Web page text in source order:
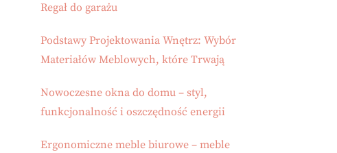
Regał do garażu
Podstawy Projektowania Wnętrz: Wybór
Materiałów Meblowych, które Trwają
Nowoczesne okna do domu – styl,
funkcjonalność i oszczędność energii
Ergonomiczne meble biurowe – meble